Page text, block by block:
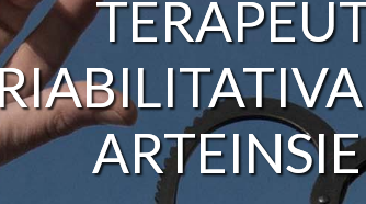
“MADONNA
GRAZIE”